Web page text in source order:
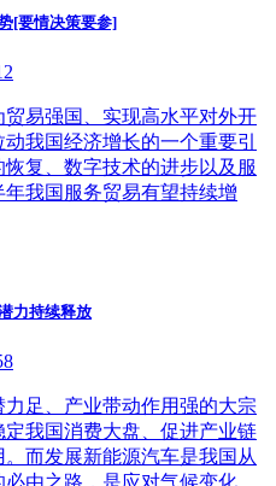
[要情决策要参]
易强国、实现高水平对外开
我国经济增长的一个重要引
复、数字技术的进步以及服
我国服务贸易有望持续增
力持续释放
足、产业带动作用强的大宗
我国消费大盘、促进产业链
而发展新能源汽车是我国从
由之路，是应对气候变化、